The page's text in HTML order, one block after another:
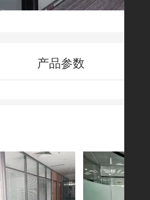
产品参数